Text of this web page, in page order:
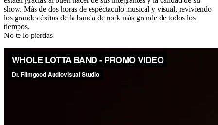
show. Más de dos horas de espéctaculo musical y visual, reviviendo
los grandes éxitos de la banda de rock más grande de todos los
tiempos.
No te lo pierdas!